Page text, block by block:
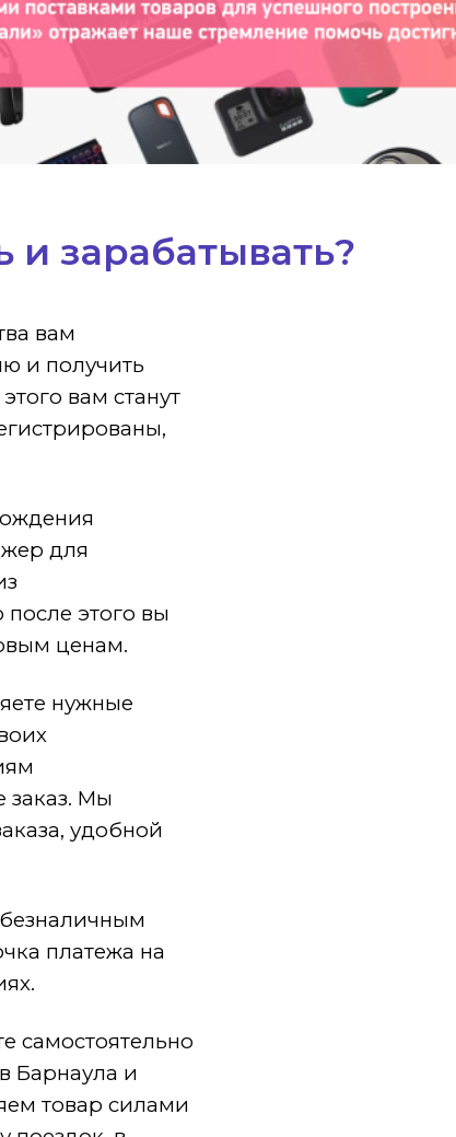
и зарабатывать?
вам
и получить
вам станут
для
этого вы
ценам.
нужные
заказ. Мы
удобной
платежа на
самостоятельно
Барнаула и
товар силами